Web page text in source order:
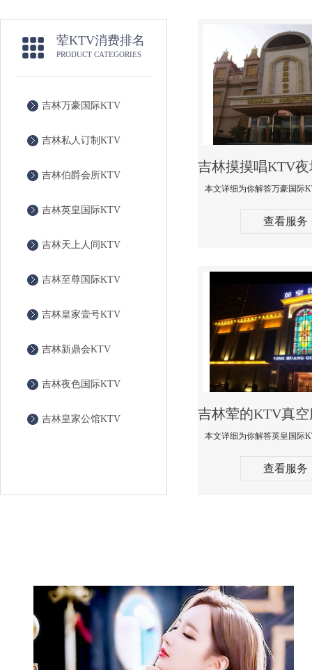
荤KTV消费排名
PRODUCT CATEGORIES
吉林万豪国际KTV
吉林私人订制KTV
吉林伯爵会所KTV
吉林英皇国际KTV
吉林天上人间KTV
吉林至尊国际KTV
吉林皇家壹号KTV
吉林新鼎会KTV
吉林夜色国际KTV
吉林皇家公馆KTV
查看服务
查看服务